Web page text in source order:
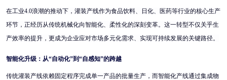
在工业4.0浪潮的推动下，灌装产线作为食品饮料、日化、医药等行业的核心生产
环节，正经历从传统机械化向智能化、柔性化的深刻变革。这一转型不仅关乎生
产效率的提升，更成为企业应对市场多元化需求、实现可持续发展的关键路径。
智能化升级：从“自动化”到“自感知”的跨越
传统灌装产线依赖固定程序完成单一产品的批量生产，而智能化产线通过集成物